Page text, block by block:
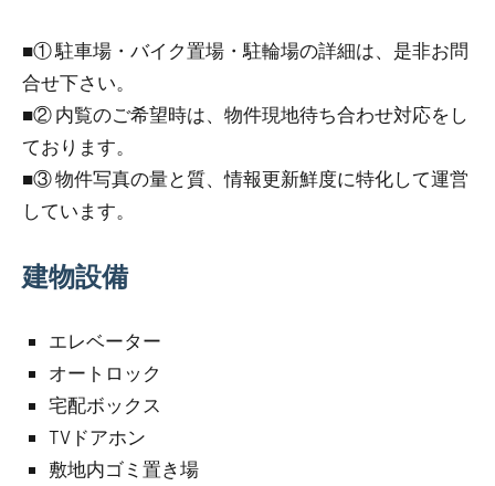
■① 駐車場・バイク置場・駐輪場の詳細は、是非お問
合せ下さい。
■② 内覧のご希望時は、物件現地待ち合わせ対応をし
ております。
■③ 物件写真の量と質、情報更新鮮度に特化して運営
しています。
建物設備
エレベーター
オートロック
宅配ボックス
TVドアホン
敷地内ゴミ置き場